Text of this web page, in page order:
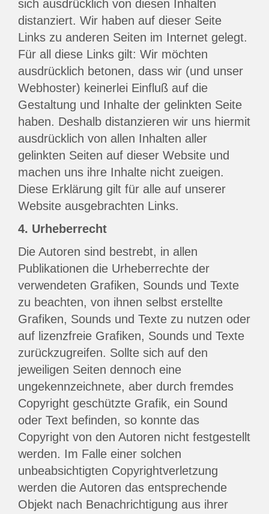
sich ausdrücklich von diesen Inhalten
distanziert. Wir haben auf dieser Seite
Links zu anderen Seiten im Internet gelegt.
Für all diese Links gilt: Wir möchten
ausdrücklich betonen, dass wir (und unser
Webhoster) keinerlei Einfluß auf die
Gestaltung und Inhalte der gelinkten Seite
haben. Deshalb distanzieren wir uns hiermit
ausdrücklich von allen Inhalten aller
gelinkten Seiten auf dieser Website und
machen uns ihre Inhalte nicht zueigen.
Diese Erklärung gilt für alle auf unserer
Website ausgebrachten Links.
4. Urheberrecht
Die Autoren sind bestrebt, in allen
Publikationen die Urheberrechte der
verwendeten Grafiken, Sounds und Texte
zu beachten, von ihnen selbst erstellte
Grafiken, Sounds und Texte zu nutzen oder
auf lizenzfreie Grafiken, Sounds und Texte
zurückzugreifen. Sollte sich auf den
jeweiligen Seiten dennoch eine
ungekennzeichnete, aber durch fremdes
Copyright geschützte Grafik, ein Sound
oder Text befinden, so konnte das
Copyright von den Autoren nicht festgestellt
werden. Im Falle einer solchen
unbeabsichtigten Copyrightverletzung
werden die Autoren das entsprechende
Objekt nach Benachrichtigung aus ihrer